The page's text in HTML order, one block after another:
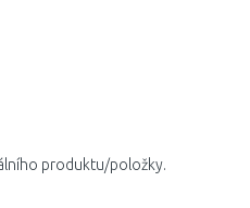
produktu/položky.